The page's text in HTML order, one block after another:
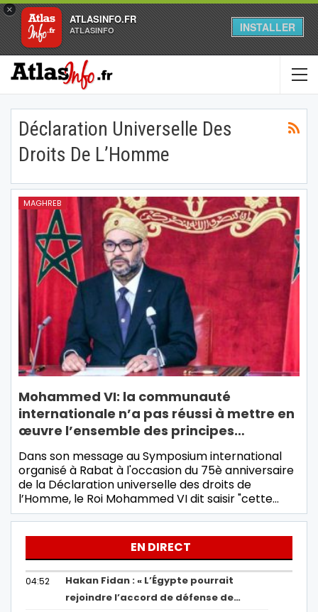
×
ATLASINFO.FR
ATLASINFO INSTALLER
Déclaration Universelle Des
Droits De L’Homme
MAGHREB
Mohammed VI: la communauté
internationale n’a pas réussi à mettre en
œuvre l’ensemble des principes…
Dans son message au Symposium international
organisé à Rabat à l'occasion du 75è anniversaire
de la Déclaration universelle des droits de
l’Homme, le Roi Mohammed VI dit saisir "cette…
EN DIRECT
04:52
Hakan Fidan : « L’Égypte pourrait
rejoindre l’accord de défense de…